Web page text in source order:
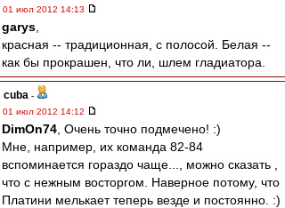
01 июл 2012 14:13
garys
красная -- традиционная, с полосой. Белая --
как бы прокрашен, что ли, шлем гладиатора.
cuba -
01 июл 2012 14:12
DimOn74 , Очень точно подмечено! :)
Мне, например, их команда 82-84
вспоминается гораздо чаще..., можно сказать ,
что с нежным восторгом. Наверное потому, что
Платини мелькает теперь везде и постоянно. :)